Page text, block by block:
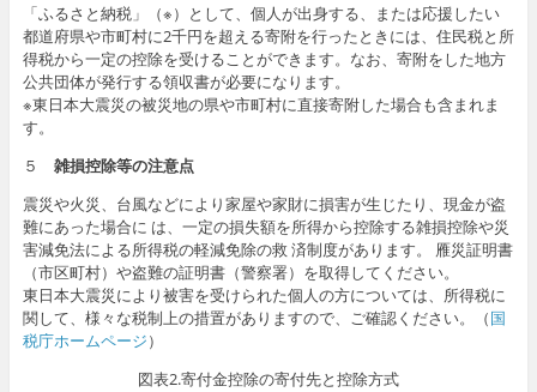
「ふるさと納税」（※）として、個人が出身する、または応援したい
都道府県や市町村に2千円を超える寄附を行ったときには、住民税と所
得税から一定の控除を受けることができます。なお、寄附をした地方
公共団体が発行する領収書が必要になります。
※東日本大震災の被災地の県や市町村に直接寄附した場合も含まれま
す。
５ 雑損控除等の注意点
震災や火災、台風などにより家屋や家財に損害が生じたり、現金が盗
難にあった場合に は、一定の損失額を所得から控除する雑損控除や災
害減免法による所得税の軽減免除の救 済制度があります。 雁災証明書
（市区町村）や盗難の証明書（警察署）を取得してください。
東日本大震災により被害を受けられた個人の方については、所得税に
関して、様々な税制上の措置がありますので、ご確認ください。（国
税庁ホームページ）
図表2.寄付金控除の寄付先と控除方式